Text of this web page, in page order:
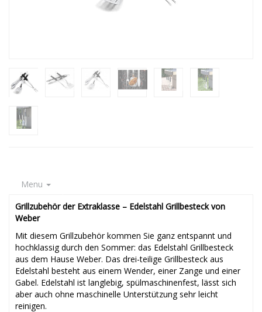
Menu
Grillzubehör der Extraklasse – Edelstahl Grillbesteck von
Weber
Mit diesem Grillzubehör kommen Sie ganz entspannt und
hochklassig durch den Sommer: das Edelstahl Grillbesteck
aus dem Hause Weber. Das drei-teilige Grillbesteck aus
Edelstahl besteht aus einem Wender, einer Zange und einer
Gabel. Edelstahl ist langlebig, spülmaschinenfest, lässt sich
aber auch ohne maschinelle Unterstützung sehr leicht
reinigen.